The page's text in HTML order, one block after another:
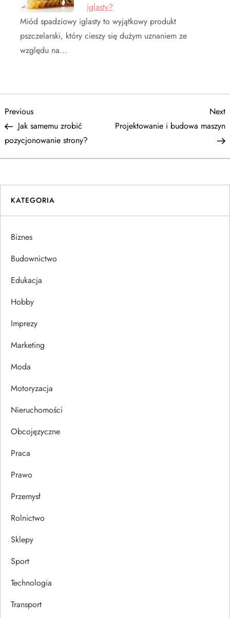
iglasty?
Miód spadziowy iglasty to wyjątkowy produkt
pszczelarski, który cieszy się dużym uznaniem ze
względu na…
N
a
w
i
g
a
c
a
w
p
u
Previous
Post
Previous
Jak samemu zrobić
pozycjonowanie strony?
Next
Projektowanie i budowa maszyn
KATEGORIA
Biznes
Budownictwo
Edukacja
Hobby
Imprezy
Marketing
Moda
Motoryzacja
Nieruchomości
Obcojęzyczne
Praca
Prawo
Przemysł
Rolnictwo
Sklepy
Sport
Technologia
Transport